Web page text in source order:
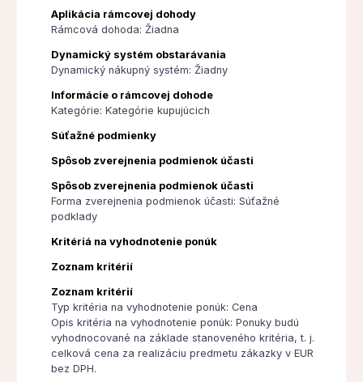
Aplikácia rámcovej dohody
Rámcová dohoda: Žiadna
Dynamický systém obstarávania
Dynamický nákupný systém: Žiadny
Informácie o rámcovej dohode
Kategórie: Kategórie kupujúcich
Súťažné podmienky
Spôsob zverejnenia podmienok účasti
Spôsob zverejnenia podmienok účasti
Forma zverejnenia podmienok účasti: Súťažné
podklady
Kritériá na vyhodnotenie ponúk
Zoznam kritérií
Zoznam kritérií
Typ kritéria na vyhodnotenie ponúk: Cena
Opis kritéria na vyhodnotenie ponúk: Ponuky budú
vyhodnocované na základe stanoveného kritéria, t. j.
celková cena za realizáciu predmetu zákazky v EUR
bez DPH.